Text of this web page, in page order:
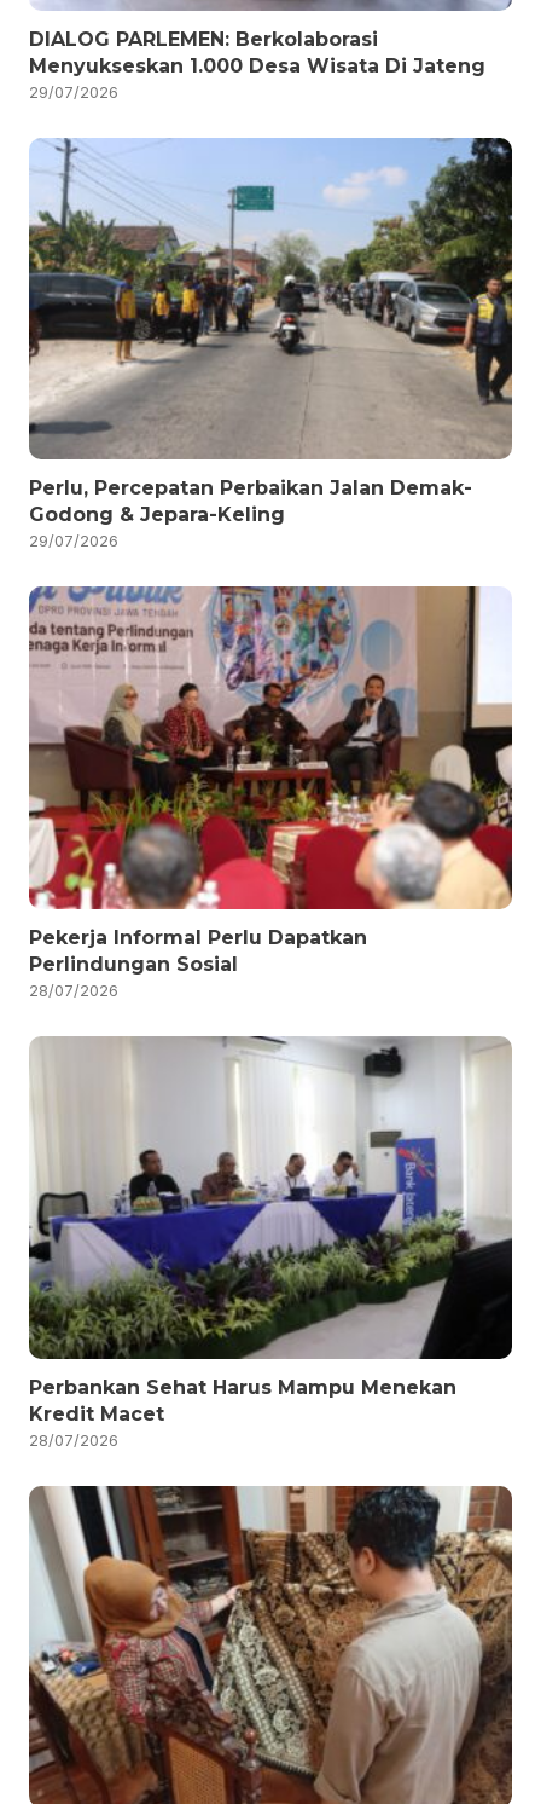
DIALOG PARLEMEN: Berkolaborasi
Menyukseskan 1.000 Desa Wisata Di Jateng
29/07/2026
Perlu, Percepatan Perbaikan Jalan Demak-
Godong & Jepara-Keling
29/07/2026
Pekerja Informal Perlu Dapatkan
Perlindungan Sosial
28/07/2026
Perbankan Sehat Harus Mampu Menekan
Kredit Macet
28/07/2026